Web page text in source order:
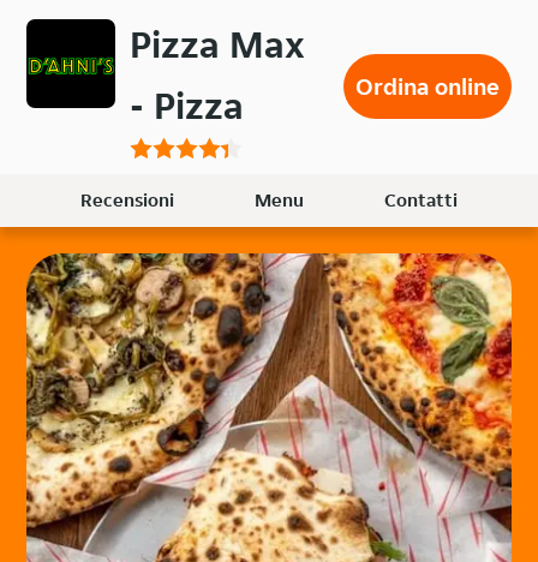
Passa
contenuto
principale
Pizza Max
- Pizza
Ordina online
Recensioni Menu Contatti